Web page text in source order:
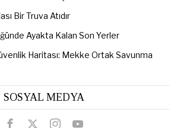
Bir Truva Atıdır
Ayakta Kalan Son Yerler
Haritası: Mekke Ortak Savunma
SOSYAL MEDYA